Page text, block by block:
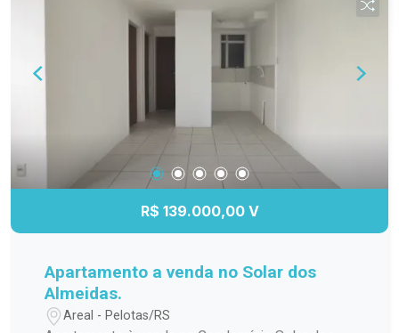
de vidro, e o quarto principal conta com ar-
condicionado, garantindo maior conforto em
perfeita para reunir a família e os amigos, além
vidro, agregando ainda mais conforto e
valorização ao imóvel. Se você procura um
apartamento moderno, bem equipado e pronto
para receber sua família, esta é a oportunidade
ideal! Entre em contato e agende sua visita!
R$ 139.000,00 V
Apartamento a venda no Solar dos
Almeidas.
Areal - Pelotas/RS